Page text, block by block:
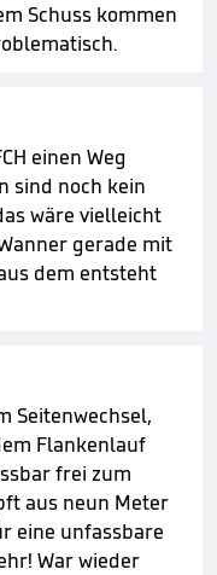
Schuss kommen
einen Weg
sind noch kein
wäre vielleicht
gerade mit
dem entsteht
Seitenwechsel,
Flankenlauf
frei zum
aus neun Meter
eine unfassbare
War wieder